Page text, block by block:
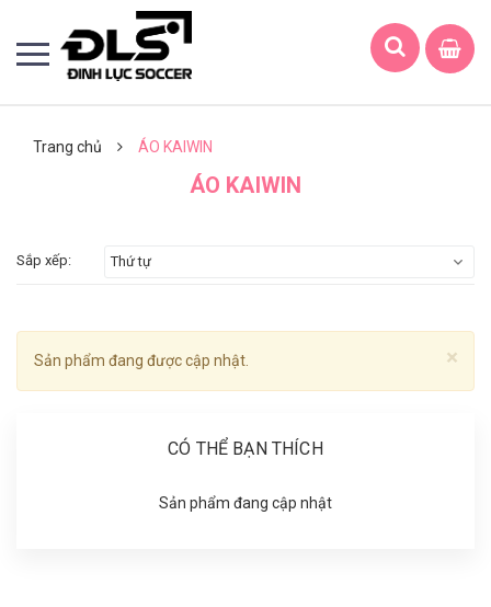
Trang chủ ÁO KAIWIN
ÁO KAIWIN
Sắp xếp: Thứ tự
×
Sản phẩm đang được cập nhật.
CÓ THỂ BẠN THÍCH
Sản phẩm đang cập nhật